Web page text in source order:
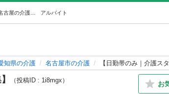
アルバイト
知県の介護 名古屋市の介護 【日勤帯のみ｜介護ス
（投稿ID : 1i8mgx） お